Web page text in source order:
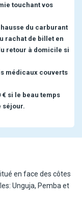
touchant vos
du carburant
rachat de billet en
retour à domicile si
médicaux couverts
€ si le beau temps
séjour.
en face des côtes
Unguja, Pemba et
naturel.